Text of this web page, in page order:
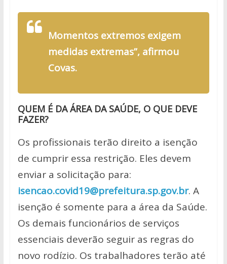
Momentos extremos exigem
medidas extremas”, afirmou
Covas.
QUEM É DA ÁREA DA SAÚDE, O QUE DEVE
FAZER?
Os profissionais terão direito a isenção
de cumprir essa restrição. Eles devem
enviar a solicitação para:
isencao.covid19@prefeitura.sp.gov.br. A
isenção é somente para a área da Saúde.
Os demais funcionários de serviços
essenciais deverão seguir as regras do
novo rodízio. Os trabalhadores terão até